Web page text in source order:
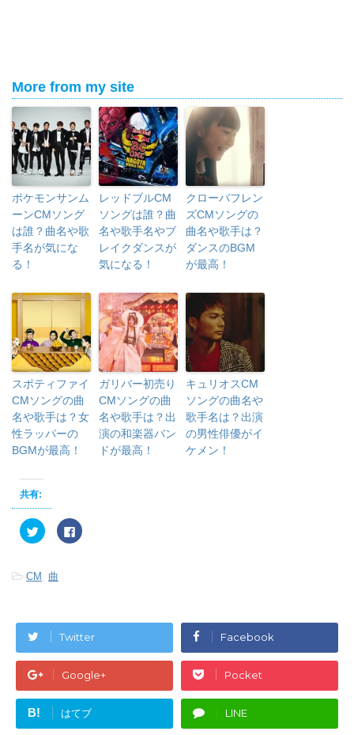
More from my site
ポケモンサンム
ーンCMソング
は誰？曲名や歌
手名が気にな
る！
レッドブルCM
ソングは誰？曲
名や歌手名やブ
レイクダンスが
気になる！
クローバフレン
ズCMソングの
曲名や歌手は？
ダンスのBGM
が最高！
スポティファイ
CMソングの曲
名や歌手は？女
性ラッパーの
BGMが最高！
ガリバー初売り
CMソングの曲
名や歌手は？出
演の和楽器バン
ドが最高！
キュリオスCM
ソングの曲名や
歌手名は？出演
の男性俳優がイ
ケメン！
共有:
ク
リ
て
t
で
共
有
(
新
し
ィ
F
a
有
す
る
に
は
ク
リ
ッ
ク
し
て
く
-CM 曲
Twitter Facebook
Google+ Pocket
B! はてブ LINE